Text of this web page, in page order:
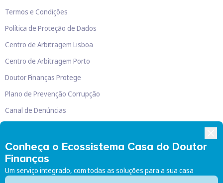
Conheça o Ecossistema Casa do Doutor
Finanças
Um serviço integrado, com todas as soluções para a sua casa
Termos e Condições
Política de Proteção de Dados
Centro de Arbitragem Lisboa
Centro de Arbitragem Porto
Doutor Finanças Protege
Plano de Prevenção Corrupção
Canal de Denúncias
Doutor Finanças, Lda